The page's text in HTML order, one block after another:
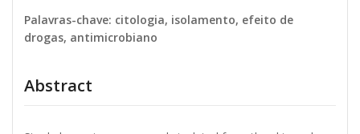
Palavras-chave: citologia, isolamento, efeito de
drogas, antimicrobiano
Abstract